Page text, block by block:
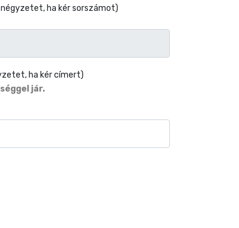
négyzetet, ha kér sorszámot)
ha kér címert)
jár.